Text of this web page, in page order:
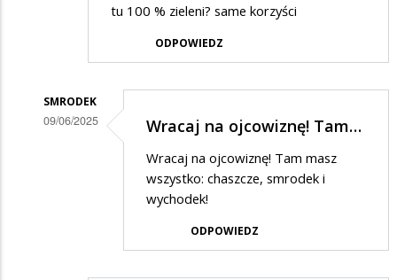
tu 100 % zieleni? same korzyści
ODPOWIEDZ
SMRODEK
09/06/2025
odpowiedzi
Wracaj na ojcowiznę! Tam…
Wracaj na ojcowiznę! Tam masz
wszystko: chaszcze, smrodek i
wychodek!
ODPOWIEDZ